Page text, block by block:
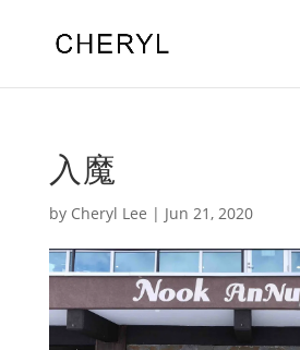
入魔
by Cheryl Lee | Jun 21, 2020